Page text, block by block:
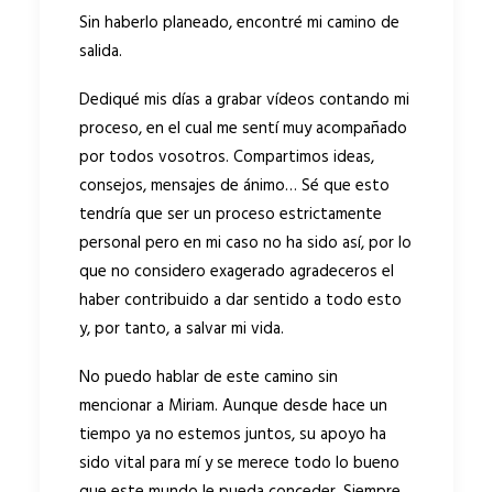
Sin haberlo planeado, encontré mi camino de
salida.
Dediqué mis días a grabar vídeos contando mi
proceso, en el cual me sentí muy acompañado
por todos vosotros. Compartimos ideas,
consejos, mensajes de ánimo… Sé que esto
tendría que ser un proceso estrictamente
personal pero en mi caso no ha sido así, por lo
que no considero exagerado agradeceros el
haber contribuido a dar sentido a todo esto
y, por tanto, a salvar mi vida.
No puedo hablar de este camino sin
mencionar a Miriam. Aunque desde hace un
tiempo ya no estemos juntos, su apoyo ha
sido vital para mí y se merece todo lo bueno